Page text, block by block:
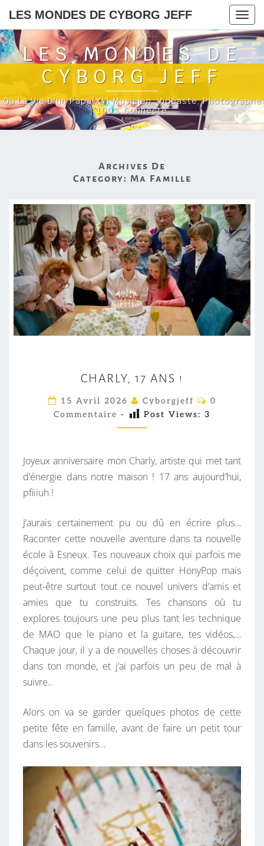
LES MONDES DE CYBORG JEFF
LES MONDES DE
CYBORG JEFF
Ou La Vie D'un Papa(x4) Musicien, Vidéaste, Photographe
100% Connecté
Archives De
Category: Ma Famille
H
A
R
L
,
1
N
S
!
CHARLY, 17 ANS !
15 Avril 2026 Cyborgjeff
C
M
A
I
R
0
Commentaire - Post Views: 3
Joyeux anniversaire mon Charly, artiste qui met tant
d’énergie dans notre maison ! 17 ans aujourd’hui,
pfiiiuh !
J’aurais certainement pu ou dû en écrire plus…
Raconter cette nouvelle aventure dans ta nouvelle
école à Esneux. Tes nouveaux choix qui parfois me
déçoivent, comme celui de quitter HonyPop mais
peut-être surtout tout ce nouvel univers d’amis et
amies que tu construits. Tes chansons où tu
explores toujours une peu plus tant les technique
de MAO que le piano et la guitare, tes vidéos,…
Chaque jour, il y a de nouvelles choses à découvrir
dans ton monde, et j’ai parfois un peu de mal à
suivre..
Alors on va se garder quelques photos de cette
petite fête en famille, avant de faire un petit tour
dans les souvenirs…